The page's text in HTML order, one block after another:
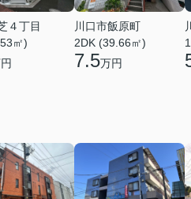
４丁目
㎡)
川口市飯原町
2DK (39.66㎡)
7.5万円